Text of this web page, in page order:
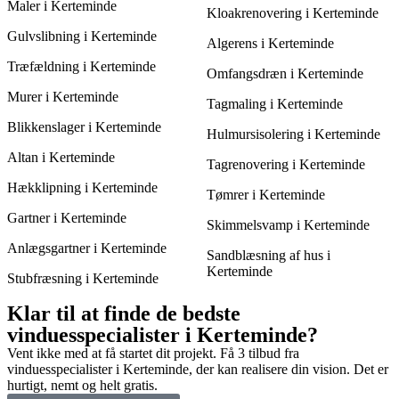
Maler i Kerteminde
Gulvslibning i Kerteminde
Træfældning i Kerteminde
Murer i Kerteminde
Blikkenslager i Kerteminde
Altan i Kerteminde
Hækklipning i Kerteminde
Gartner i Kerteminde
Anlægsgartner i Kerteminde
Stubfræsning i Kerteminde
Kloakrenovering i Kerteminde
Algerens i Kerteminde
Omfangsdræn i Kerteminde
Tagmaling i Kerteminde
Hulmursisolering i Kerteminde
Tagrenovering i Kerteminde
Tømrer i Kerteminde
Skimmelsvamp i Kerteminde
Sandblæsning af hus i
Kerteminde
Klar til at finde de bedste
vinduesspecialister i Kerteminde?
Vent ikke med at få startet dit projekt. Få 3 tilbud fra
vinduesspecialister i Kerteminde, der kan realisere din vision. Det er
hurtigt, nemt og helt gratis.